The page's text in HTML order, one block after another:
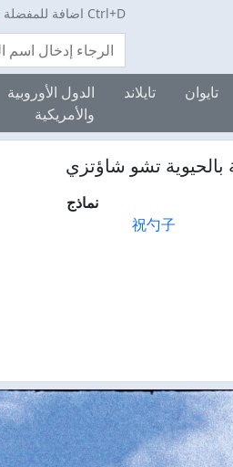
Ctrl+D اضافة للمفضلة
بحث
تايوان تايلاند
الدول الأوروبية
والأمريكية
نماذج
祝勺子